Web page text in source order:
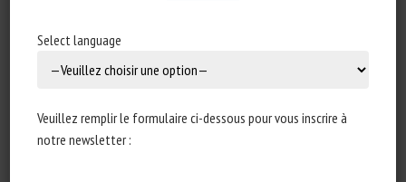
12 janvier 2023
Select language
Veuillez remplir le formulaire ci-dessous pour vous inscrire à
notre newsletter :